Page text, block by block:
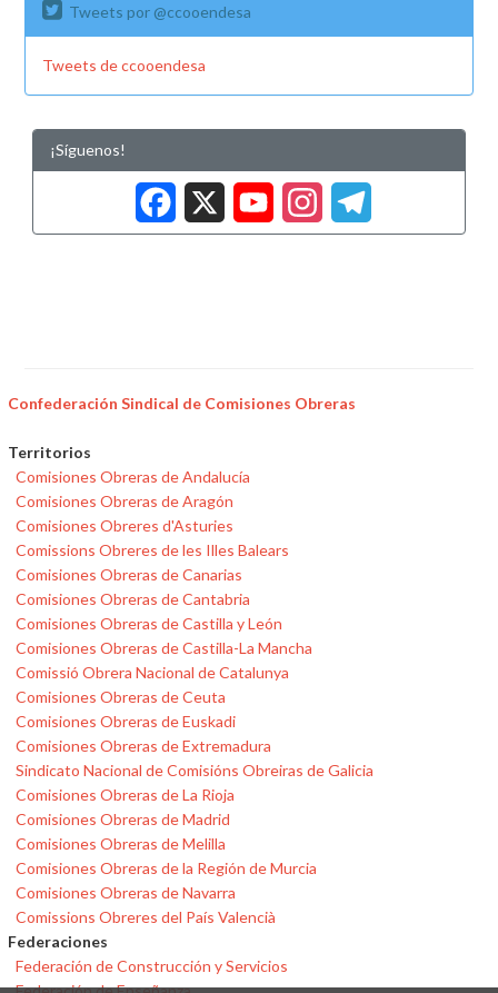
Tweets por @ccooendesa
Tweets de ccooendesa
¡Síguenos!
Facebook
X
Confederación Sindical de Comisiones Obreras
Territorios
Comisiones Obreras de Andalucía
Comisiones Obreras de Aragón
Comisiones Obreres d'Asturies
Comissions Obreres de les Illes Balears
Comisiones Obreras de Canarias
Comisiones Obreras de Cantabria
Comisiones Obreras de Castilla y León
Comisiones Obreras de Castilla-La Mancha
Comissió Obrera Nacional de Catalunya
Comisiones Obreras de Ceuta
Comisiones Obreras de Euskadi
Comisiones Obreras de Extremadura
Sindicato Nacional de Comisións Obreiras de Galicia
Comisiones Obreras de La Rioja
Comisiones Obreras de Madrid
Comisiones Obreras de Melilla
Comisiones Obreras de la Región de Murcia
Comisiones Obreras de Navarra
Comissions Obreres del País Valencià
Federaciones
Federación de Construcción y Servicios